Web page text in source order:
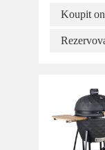
Koupit